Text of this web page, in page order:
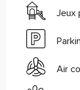
Jeux
Air